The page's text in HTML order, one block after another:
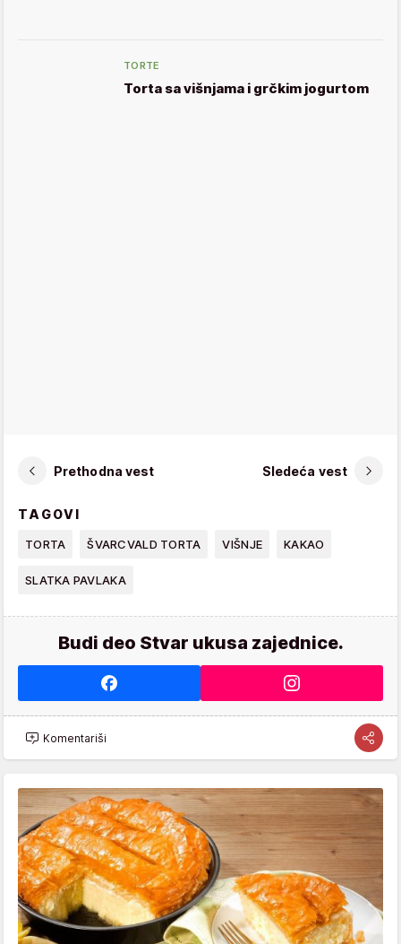
TORTE
Torta sa višnjama i grčkim jogurtom
Prethodna vest Sledeća vest
TAGOVI
TORTA ŠVARCVALD TORTA VIŠNJE KAKAO
SLATKA PAVLAKA
Budi deo Stvar ukusa zajednice.
Komentariši